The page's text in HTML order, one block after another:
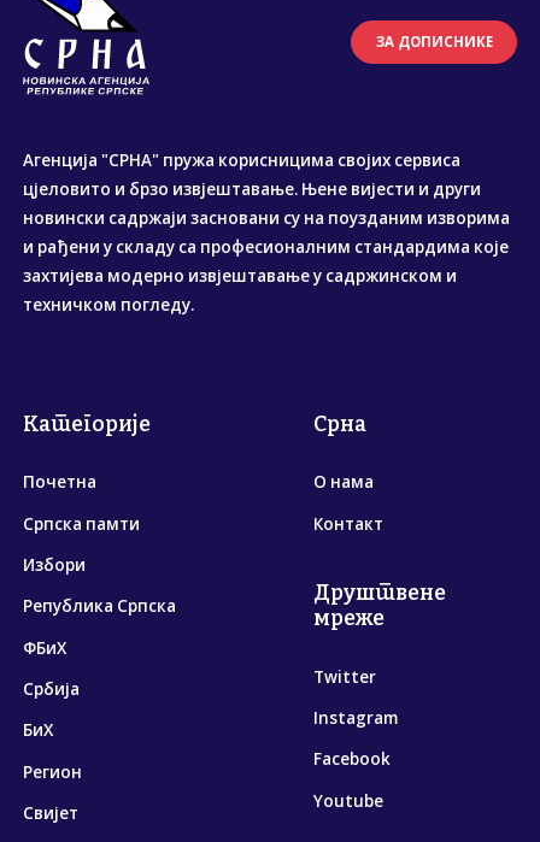
ЗА ДОПИСНИКЕ
Агенција "СРНА" пружа корисницима својих сервиса
цјеловито и брзо извјештавање. Њене вијести и други
новински садржаји засновани су на поузданим изворима
и рађени у складу са професионалним стандардима које
захтијева модерно извјештавање у садржинском и
техничком погледу.
Категорије
Почетна
Српска памти
Избори
Република Српска
ФБиХ
Србија
БиХ
Регион
Свијет
Срна
О нама
Контакт
Друштвене
мреже
Twitter
Instagram
Facebook
Youtube